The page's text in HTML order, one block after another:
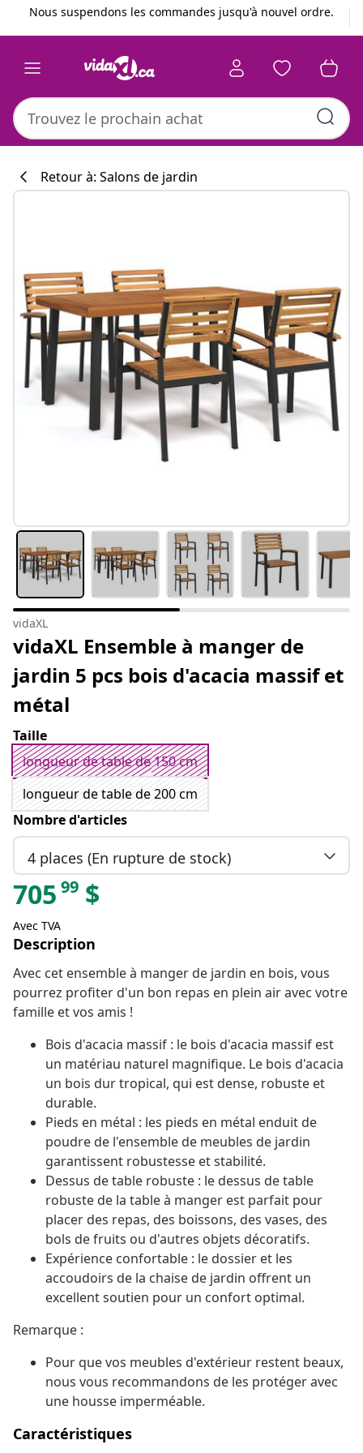
Précédent
Suivant
Nous suspendons les commandes jusqu'à nouvel ordre.
Retour à: Salons de jardin
vidaXL
vidaXL Ensemble à manger de
jardin 5 pcs bois d'acacia massif et
métal
Taille
longueur de table de 150 cm
longueur de table de 200 cm
Nombre d'articles
4 places (En rupture de stock)
705 99 $
Avec TVA
Description
Avec cet ensemble à manger de jardin en bois, vous
pourrez profiter d'un bon repas en plein air avec votre
famille et vos amis !
Bois d'acacia massif : le bois d'acacia massif est
un matériau naturel magnifique. Le bois d'acacia
un bois dur tropical, qui est dense, robuste et
durable.
Pieds en métal : les pieds en métal enduit de
poudre de l'ensemble de meubles de jardin
garantissent robustesse et stabilité.
Dessus de table robuste : le dessus de table
robuste de la table à manger est parfait pour
placer des repas, des boissons, des vases, des
bols de fruits ou d'autres objets décoratifs.
Expérience confortable : le dossier et les
accoudoirs de la chaise de jardin offrent un
excellent soutien pour un confort optimal.
Remarque :
Pour que vos meubles d'extérieur restent beaux,
nous vous recommandons de les protéger avec
une housse imperméable.
Caractéristiques